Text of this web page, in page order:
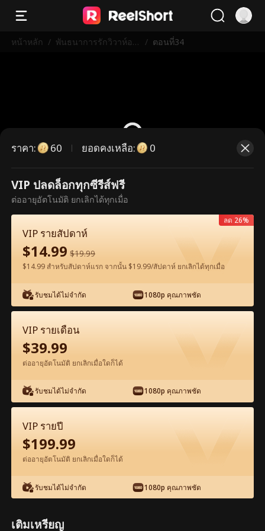
หน้าหลัก / พันธนาการรักวิวาห์อล
/ ตอนที่34
ตอนนี้เป็นตอนพรีเมียม กรุณาปลดล็อก
เพื่อรับชม
ดูฟรีในแอป
ตอน34-ภาพยนตร์ พันธนาการรักวิวาห์
อลเวง เต็มเรื่อง ภาพยนตร์เต็มเรื่อง
0-49 50-93
34 35 37
ราคา: 60 ยอดคงเหลือ: 0
VIP ปลดล็อกทุกซีรีส์ฟรี
ต่ออายุอัตโนมัติ ยกเลิกได้ทุกเมื่อ
VIP รายสัปดาห์
$14.99 $19.99
$14.99 สำหรับสัปดาห์แรก จากนั้น $19.99/สัปดาห์ ยกเลิกได้ทุกเมื่อ
รับชมได้ไม่จำกัด 1080p คุณภาพชัด
ลด 26%
VIP รายเดือน
$39.99
ต่ออายุอัตโนมัติ ยกเลิกเมื่อใดก็ได้
รับชมได้ไม่จำกัด 1080p คุณภาพชัด
VIP รายปี
$199.99
ต่ออายุอัตโนมัติ ยกเลิกเมื่อใดก็ได้
รับชมได้ไม่จำกัด 1080p คุณภาพชัด
เติมเหรียญ